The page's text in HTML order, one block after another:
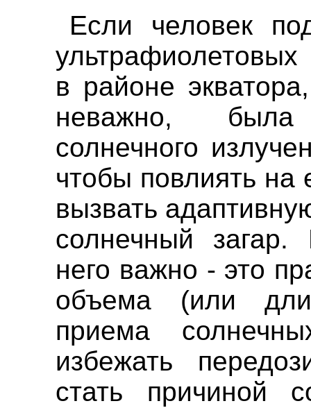
Если человек
в районе
неважно,
солнечного
чтобы повлиять на
вызвать
солнечный
него важно - это
объема (или
приема
избежать
стать причиной